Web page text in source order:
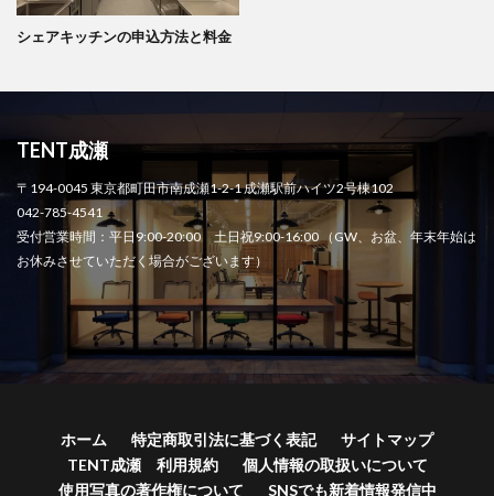
シェアキッチンの申込方法と料金
TENT成瀬
〒194-0045 東京都町田市南成瀬1-2-1 成瀬駅前ハイツ2号棟102
042-785-4541
受付営業時間：平日9:00-20:00 土日祝9:00-16:00 （GW、お盆、年末年始は
お休みさせていただく場合がございます）
ホーム 特定商取引法に基づく表記
サイトマップ
TENT成瀬 利用規約
個人情報の取扱いについて
使用写真の著作権について
SNSでも新着情報発信中